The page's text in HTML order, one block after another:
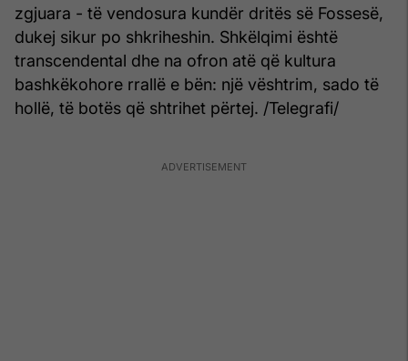
zgjuara - të vendosura kundër dritës së Fossesë,
dukej sikur po shkriheshin. Shkëlqimi është
transcendental dhe na ofron atë që kultura
bashkëkohore rrallë e bën: një vështrim, sado të
hollë, të botës që shtrihet përtej. /Telegrafi/